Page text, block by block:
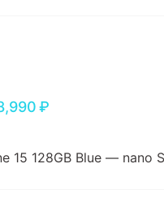
₽
15 128GB Blue — nano